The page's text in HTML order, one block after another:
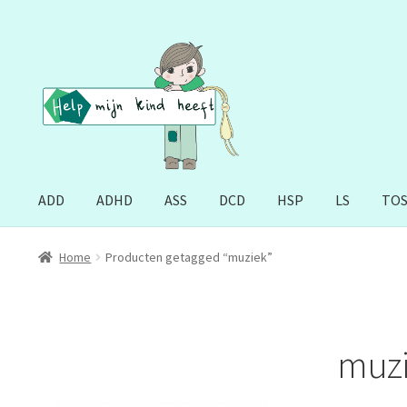
naar
navigatie
de
inhoud
ADD ADHD ASS DCD HSP LS TOS
Home Producten getagged “muziek”